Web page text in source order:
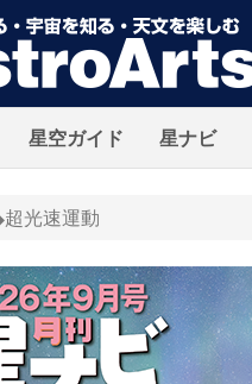
星空ガイド 星ナビ
超光速運動